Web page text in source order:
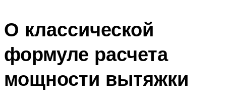
О классической
формуле расчета
мощности вытяжки